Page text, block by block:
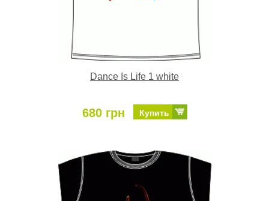
Dance Is Life 1 white
680 грн Купить